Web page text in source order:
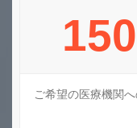
ご希望の医療機関